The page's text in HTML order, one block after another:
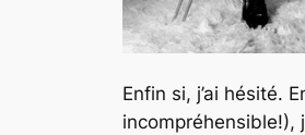
Enfin si, j’ai hésité.
incompréhensible!),